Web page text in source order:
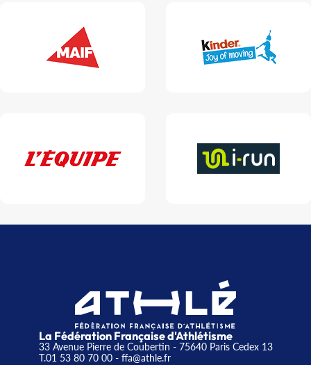
La Fédération Française d'Athlétisme
33 Avenue Pierre de Coubertin - 75640 Paris Cedex 13
T.01 53 80 70 00- ffa@athle.fr